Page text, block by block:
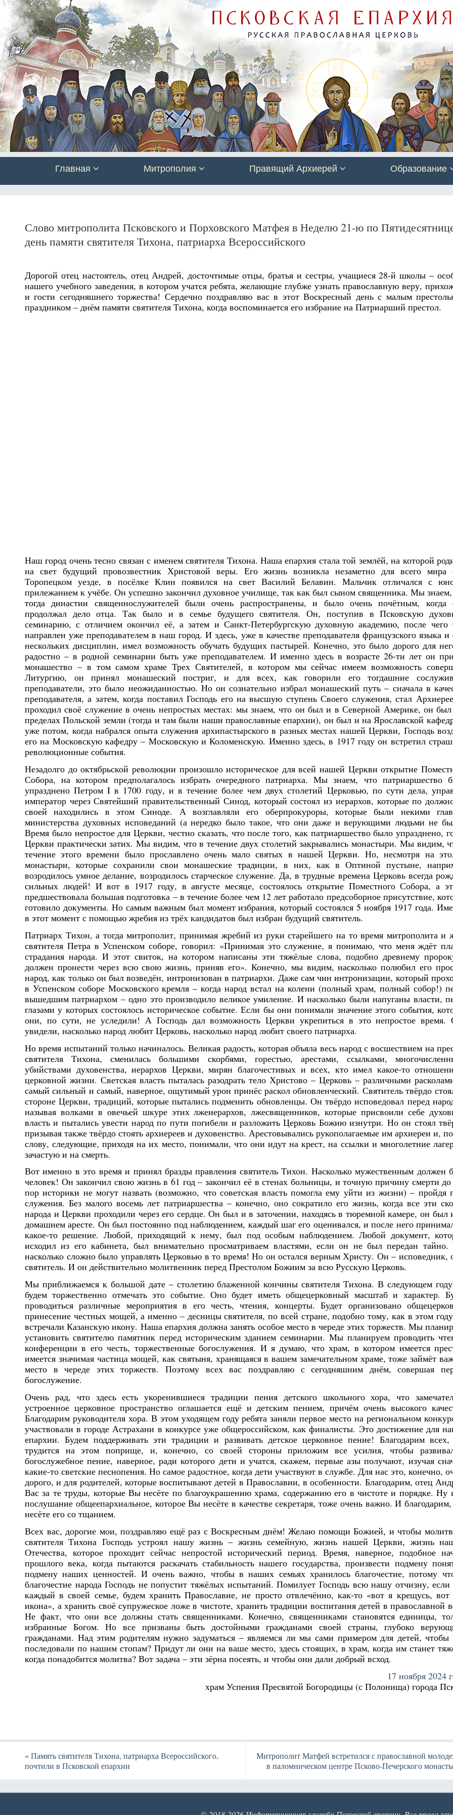
Главная Митрополия Правящий Архиерей Образование
Слово митрополита Псковского и Порховского Матфея в Неделю 21-ю по
день памяти святителя Тихона, патриарха Всероссийского
Дорогой отец настоятель, отец Андрей, досточтимые отцы, братья и сестры, учащиеся 28-й школы –
нашего учебного заведения, в котором учатся ребята, желающие глубже узнать православную веру,
и гости сегодняшнего торжества! Сердечно поздравляю вас в этот Воскресный день с малым
праздником – днём памяти святителя Тихона, когда воспоминается его избрание на Патриарший престол.
Наш город очень тесно связан с именем святителя Тихона. Наша епархия стала той землёй, на которой
на свет будущий провозвестник Христовой веры. Его жизнь возникла незаметно для всего
Торопецком уезде, в посёлке Клин появился на свет Василий Белавин. Мальчик отличался с
прилежанием к учёбе. Он успешно закончил духовное училище, так как был сыном священника. Мы
тогда династии священнослужителей были очень распространены, и было очень почётным, когда
продолжал дело отца. Так было и в семье будущего святителя. Он, поступив в Псковскую
семинарию, с отличием окончил её, а затем и Санкт-Петербургскую духовную академию, после чего
направлен уже преподавателем в наш город. И здесь, уже в качестве преподавателя французского языка
нескольких дисциплин, имел возможность обучать будущих пастырей. Конечно, это было дорого для
радостно – в родной семинарии быть уже преподавателем. И именно здесь в возрасте 26-ти лет он
монашество – в том самом храме Трех Святителей, в котором мы сейчас имеем возможность
Литургию, он принял монашеский постриг, и для всех, как говорили его тогдашние
преподаватели, это было неожиданностью. Но он сознательно избрал монашеский путь – сначала в
преподавателя, а затем, когда поставил Господь его на высшую ступень Своего служения, стал
проходил своё служение в очень непростых местах: мы знаем, что он был и в Северной Америке, он
пределах Польской земли (тогда и там были наши православные епархии), он был и на Ярославской
уже потом, когда набрался опыта служения архипастырского в разных местах нашей Церкви, Господь
его на Московскую кафедру – Московскую и Коломенскую. Именно здесь, в 1917 году он встретил
революционные события.
Незадолго до октябрьской революции произошло историческое для всей нашей Церкви открытие
Собора, на котором предполагалось избрать очередного патриарха. Мы знаем, что патриаршество
упразднено Петром I в 1700 году, и в течение более чем двух столетий Церковью, по сути дела,
император через Святейший правительственный Синод, который состоял из иерархов, которые по
своей находились в этом Синоде. А возглавляли его оберпрокуроры, которые были некими
министерства духовных исповеданий (а нередко было такое, что они даже и верующими людьми не
Время было непростое для Церкви, честно сказать, что после того, как патриаршество было упразднено,
Церкви практически затих. Мы видим, что в течение двух столетий закрывались монастыри. Мы видим,
течение этого времени было прославлено очень мало святых в нашей Церкви. Но, несмотря на
монастыри, которые сохранили свои монашеские традиции, в них, как в Оптиной пустыне,
возродилось умное делание, возродилось старческое служение. Да, в трудные времена Церковь всегда
сильных людей! И вот в 1917 году, в августе месяце, состоялось открытие Поместного Собора, а
предшествовала большая подготовка – в течение более чем 12 лет работало предсоборное присутствие,
готовило документы. Но самым важным был момент избрания, который состоялся 5 ноября 1917 года.
в этот момент с помощью жребия из трёх кандидатов был избран будущий святитель.
Патриарх Тихон, а тогда митрополит, принимая жребий из руки старейшего на то время митрополита и
святителя Петра в Успенском соборе, говорил: «Принимая это служение, я понимаю, что меня ждёт
страдания народа. И этот свиток, на котором написаны эти тяжёлые слова, подобно древнему
должен пронести через всю свою жизнь, приняв его». Конечно, мы видим, насколько полюбил его
народ, как только он был возведён, интронизован в патриархи. Даже сам чин интронизации, который
в Успенском соборе Московского кремля – когда народ встал на колени (полный храм, полный собор!)
вышедшим патриархом – одно это производило великое умиление. И насколько были напуганы власти,
глазами у которых состоялось историческое событие. Если бы они понимали значение этого события,
они, по сути, не уследили! А Господь дал возможность Церкви укрепиться в это непростое время.
увидели, насколько народ любит Церковь, насколько народ любит своего патриарха.
Но время испытаний только начиналось. Великая радость, которая объяла весь народ с восшествием на
святителя Тихона, сменилась большими скорбями, горестью, арестами, ссылками,
убийствами духовенства, иерархов Церкви, мирян благочестивых и всех, кто имел какое-то
церковной жизни. Светская власть пыталась разодрать тело Христово – Церковь – различными
самый сильный и самый, наверное, ощутимый урон принёс раскол обновленческий. Святитель твёрдо
стороне Церкви, традиций, которые пытались подменить обновленцы. Он твёрдо исповедовал перед
называя волками в овечьей шкуре этих лжеиерархов, лжесвященников, которые присвоили себе
власть и пытались увести народ по пути погибели и разложить Церковь Божию изнутри. Но он стоял
призывая также твёрдо стоять архиереев и духовенство. Арестовывались рукополагаемые им архиереи и,
слову, следующие, приходя на их место, понимали, что они идут на крест, на ссылки и многолетние
зачастую и на смерть.
Вот именно в это время и принял бразды правления святитель Тихон. Насколько мужественным должен
человек! Он закончил свою жизнь в 61 год – закончил её в стенах больницы, и точную причину смерти
пор историки не могут назвать (возможно, что советская власть помогла ему уйти из жизни) – пройдя
служения. Без малого восемь лет патриаршества – конечно, оно сократило его жизнь, когда все эти
народа и Церкви проходили через его сердце. Он был и в заточении, находясь в тюремной камере, он был
домашнем аресте. Он был постоянно под наблюдением, каждый шаг его оценивался, и после него
какое-то решение. Любой, приходящий к нему, был под особым наблюдением. Любой документ,
исходил из его кабинета, был внимательно просматриваем властями, если он не был передан тайно.
насколько сложно было управлять Церковью в то время! Но он остался верным Христу. Он – исповедник,
святитель. И он действительно молитвенник перед Престолом Божиим за всю Русскую Церковь.
Мы приближаемся к большой дате – столетию блаженной кончины святителя Тихона. В следующем
будем торжественно отмечать это событие. Оно будет иметь общецерковный масштаб и характер.
проводиться различные мероприятия в его честь, чтения, концерты. Будет организовано
принесение честных мощей, а именно – десницы святителя, по всей стране, подобно тому, как в этом
встречали Казанскую икону. Наша епархия должна занять особое место в череде этих торжеств. Мы
установить святителю памятник перед историческим зданием семинарии. Мы планируем проводить
конференции в его честь, торжественные богослужения. И я думаю, что храм, в котором имеется
имеется значимая частица мощей, как святыня, хранящаяся в вашем замечательном храме, тоже займёт
место в череде этих торжеств. Поэтому всех вас поздравляю с сегодняшним днём, совершая
богослужение.
Очень рад, что здесь есть укоренившиеся традиции пения детского школьного хора, что
устроенное церковное пространство оглашается ещё и детским пением, причём очень высокого
Благодарим руководителя хора. В этом уходящем году ребята заняли первое место на региональном
участвовали в городе Астрахани в конкурсе уже общероссийском, как финалисты. Это достижение для
епархии. Будем поддерживать эти традиции и развивать детское церковное пение! Благодарим всех,
трудится на этом поприще, и, конечно, со своей стороны приложим все усилия, чтобы
богослужебное пение, наверное, ради которого дети и учатся, скажем, первые азы получают, изучая
какие-то светские песнопения. Но самое радостное, когда дети участвуют в службе. Для нас это, конечно,
дорого, и для родителей, которые воспитывают детей в Православии, в особенности. Благодарим, отец
Вас за те труды, которые Вы несёте по благоукрашению храма, содержанию его в чистоте и порядке. Ну
послушание общеепархиальное, которое Вы несёте в качестве секретаря, тоже очень важно. И
несёте его со тщанием.
Всех вас, дорогие мои, поздравляю ещё раз с Воскресным днём! Желаю помощи Божией, и чтобы
святителя Тихона Господь устроял нашу жизнь – жизнь семейную, жизнь нашей Церкви, жизнь
Отечества, которое проходит сейчас непростой исторический период. Время, наверное, подобное
прошлого века, когда пытаются раскачать стабильность нашего государства, произвести подмену
подмену наших ценностей. И очень важно, чтобы в наших семьях хранилось благочестие, потому
благочестие народа Господь не попустит тяжёлых испытаний. Помилует Господь всю нашу отчизну,
каждый в своей семье, будем хранить Православие, не просто отвлечённо, как-то «вот я крещусь, вот
икона», а хранить своё супружеское ложе в чистоте, хранить традиции воспитания детей в православной
Не факт, что они все должны стать священниками. Конечно, священниками становятся единицы,
избранные Богом. Но все призваны быть достойными гражданами своей страны, глубоко
гражданами. Над этим родителям нужно задуматься – являемся ли мы сами примером для детей, чтобы
последовали по нашим стопам? Придут ли они на ваше место, здесь стоящих, в храм, когда им станет
когда понадобится молитва? Вот задача – эти зёрна посеять, и чтобы они дали добрый всход.
17 ноября 2024
храм Успения Пресвятой Богородицы (с Полонища) города
«Память святителя Тихона, патриарха Всероссийского,
почтили в Псковской епархии
Митрополит Матфей встретился с православной
в паломническом центре Псково-Печерского
Янв
118
Фев
115
Май
133 Posts
Июн
122 Posts
Сен
99 Posts
Окт
105 Posts
Ноя
Янв
153
Фев
123
Май
147 Posts
Июн
127 Posts
Сен
102 Posts
Окт
114 Posts
Ноя
Янв
12
Фев
0
Май
0 Posts
Июн
0 Posts
Сен
0 Posts
Окт
14 Posts
Ноя
Янв
36
Фев
33
Май
44 Posts
Июн
30 Posts
Сен
35 Posts
Окт
22 Posts
Ноя
Янв
57
Фев
59
Май
32 Posts
Июн
27 Posts
Сен
23 Posts
Окт
23 Posts
Ноя
Янв
57
Фев
34
Май
57 Posts
Июн
42 Posts
Сен
27 Posts
Окт
42 Posts
Ноя
Янв
37
Фев
20
Май
28 Posts
Июн
29 Posts
Сен
12 Posts
Окт
25 Posts
Ноя
Янв
0
Фев
0
Май
0 Posts
Июн
12 Posts
Сен
33 Posts
Окт
29 Posts
Ноя